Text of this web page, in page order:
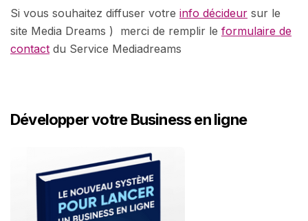
Si vous souhaitez diffuser votre info décideur sur le
site Media Dreams ) merci de remplir le formulaire de
contact du Service Mediadreams
Développer votre Business en ligne